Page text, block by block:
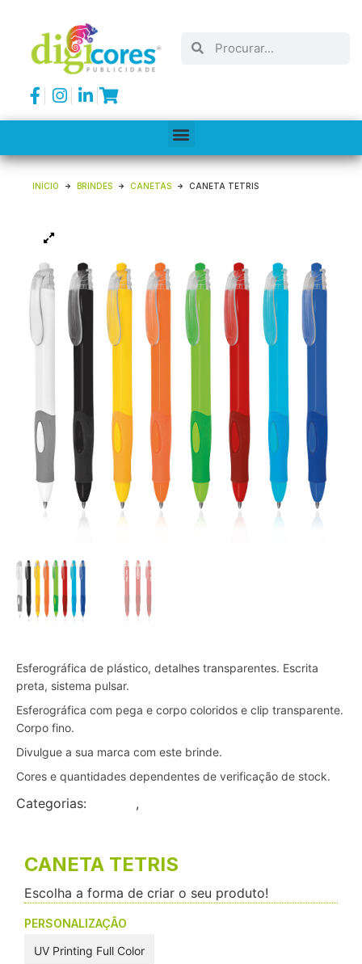
INÍCIO BRINDES CANETAS CANETA TETRIS
Esferográfica de plástico, detalhes transparentes. Escrita
preta, sistema pulsar.
Esferográfica com pega e corpo coloridos e clip transparente.
Corpo fino.
Divulgue a sua marca com este brinde.
Cores e quantidades dependentes de verificação de stock.
Categorias: ,
CANETA TETRIS
Escolha a forma de criar o seu produto!
PERSONALIZAÇÃO
UV Printing Full Color